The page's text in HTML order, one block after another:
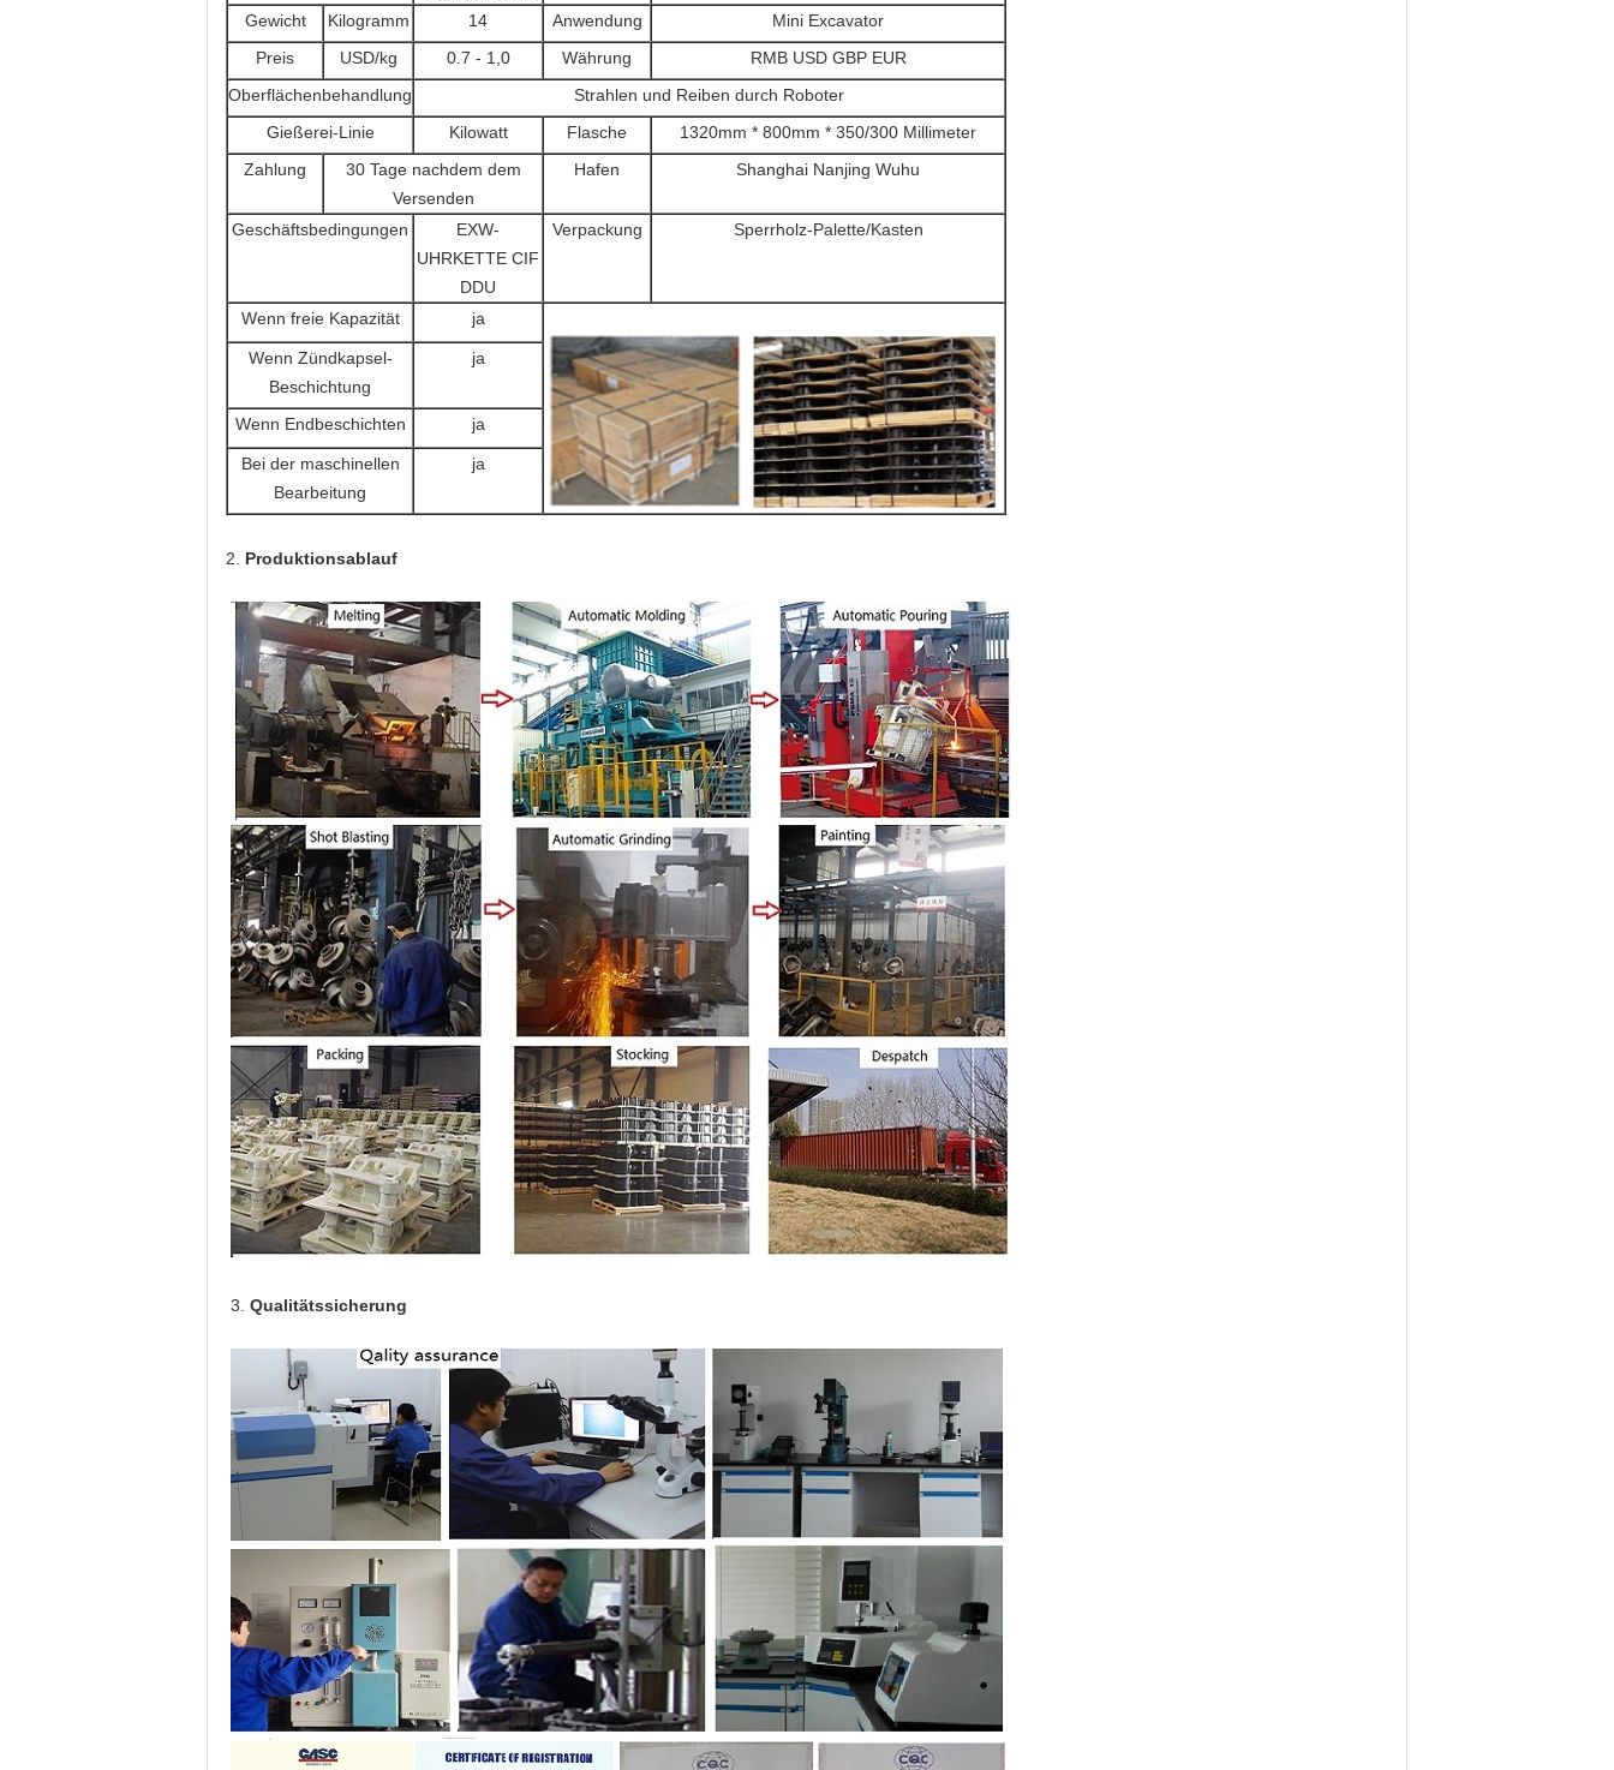
Gewicht Kilogramm 14 Anwendung
Mini Excavator
Preis
USD/kg 0.7 - 1,0 Währung
RMB USD GBP EUR
Oberflächenbehandlung
Strahlen und Reiben durch Roboter
Gießerei-Linie
Kilowatt Flasche
1320mm * 800mm * 350/300 Millimeter
Zahlung
30 Tage nachdem dem
Versenden
Hafen Shanghai Nanjing Wuhu
Geschäftsbedingungen
EXW-
UHRKETTE CIF
DDU
Verpackung Sperrholz-Palette/Kasten
Wenn freie Kapazität ja
Wenn Zündkapsel-
Beschichtung
ja
Wenn Endbeschichten ja
Bei der maschinellen
Bearbeitung
ja
2. Produktionsablauf
3. Qualitätssicherung